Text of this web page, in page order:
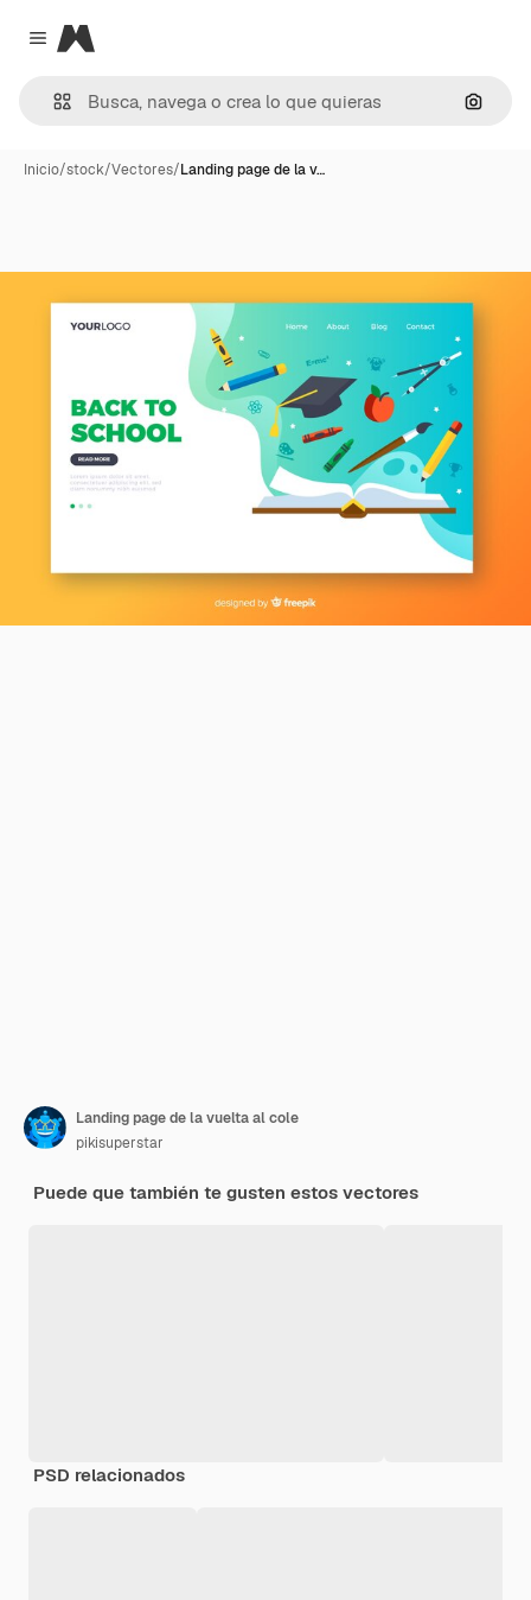
Close menu
Magnific
Inicio/stock/Vectores/Landing page de la v…
Landing page de la vuelta al cole
pikisuperstar
Puede que también te gusten estos vectores
PSD relacionados